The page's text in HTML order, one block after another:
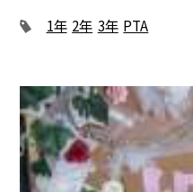
1年 2年 3年 PTA